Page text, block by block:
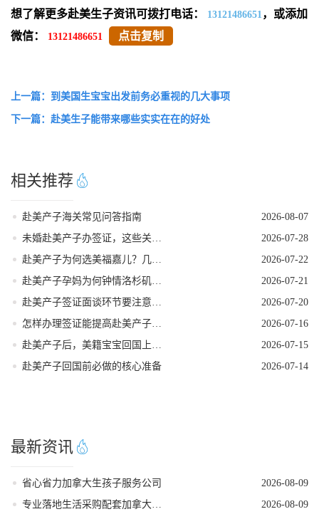
想了解更多赴美生子资讯可拨打电话： 13121486651 ，或添加
微信：
13121486651 点击复制
上一篇：到美国生宝宝出发前务必重视的几大事项
下一篇：赴美生子能带来哪些实实在在的好处
相关推荐
赴美产子海关常见问答指南
2026-08-07
2026-07-28
2026-07-22
2026-07-21
2026-07-20
2026-07-16
2026-07-15
赴美产子回国前必做的核心准备
2026-07-14
最新资讯
省心省力加拿大生孩子服务公司
2026-08-09
2026-08-09